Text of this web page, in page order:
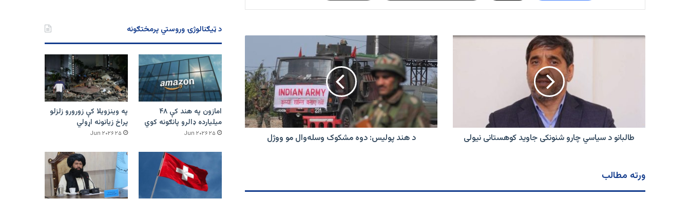
طالبانو
طالبانو د سیاسي چارو شنونکی جاوید کوهستانی نیولی
د
هند
پولیس:
دوه
مشکوک
وسله‌وال
مو
ووژل
د هند پولیس: دوه مشکوک وسله‌وال مو ووژل
ورته مطالب
د ټیګنالوژۍ وروستي پرمختګونه
امازون په هند کې ۴۸
میلیارده ډالرو پانګونه کوي
۲۵ Jun ۲۰۲۶
په وینزویلا کې زورورو زلزلو
پراخ زیانونه اړولي
۲۵ Jun ۲۰۲۶